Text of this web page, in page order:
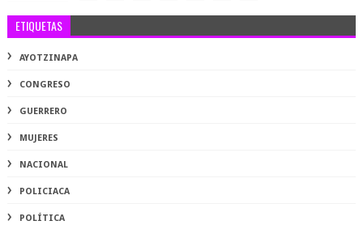
ETIQUETAS
AYOTZINAPA
CONGRESO
GUERRERO
MUJERES
NACIONAL
POLICIACA
POLÍTICA